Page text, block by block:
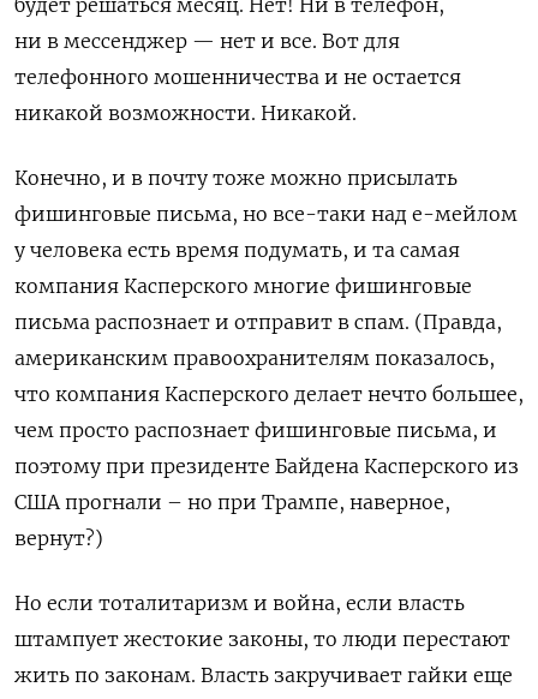
ни в мессенджер — нет и все. Вот для
телефонного мошенничества и не остается
никакой возможности. Никакой.
Конечно, и в почту тоже можно присылать
фишинговые письма, но все-таки над е-мейлом
у человека есть время подумать, и та самая
компания Касперского многие фишинговые
письма распознает и отправит в спам. (Правда,
американским правоохранителям показалось,
что компания Касперского делает нечто большее,
чем просто распознает фишинговые письма, и
поэтому при президенте Байдена Касперского из
США прогнали – но при Трампе, наверное,
вернут?)
Но если тоталитаризм и война, если власть
штампует жестокие законы, то люди перестают
жить по законам. Власть закручивает гайки еще